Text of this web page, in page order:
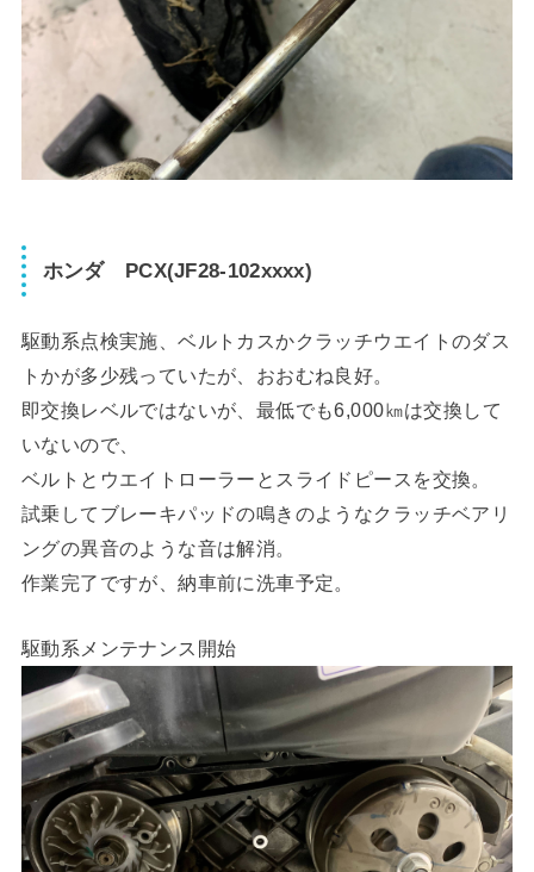
ホンダ PCX(JF28-102xxxx)
駆動系点検実施、ベルトカスかクラッチウエイトのダス
トかが多少残っていたが、おおむね良好。
即交換レベルではないが、最低でも6,000㎞は交換して
いないので、
ベルトとウエイトローラーとスライドピースを交換。
試乗してブレーキパッドの鳴きのようなクラッチベアリ
ングの異音のような音は解消。
作業完了ですが、納車前に洗車予定。
駆動系メンテナンス開始